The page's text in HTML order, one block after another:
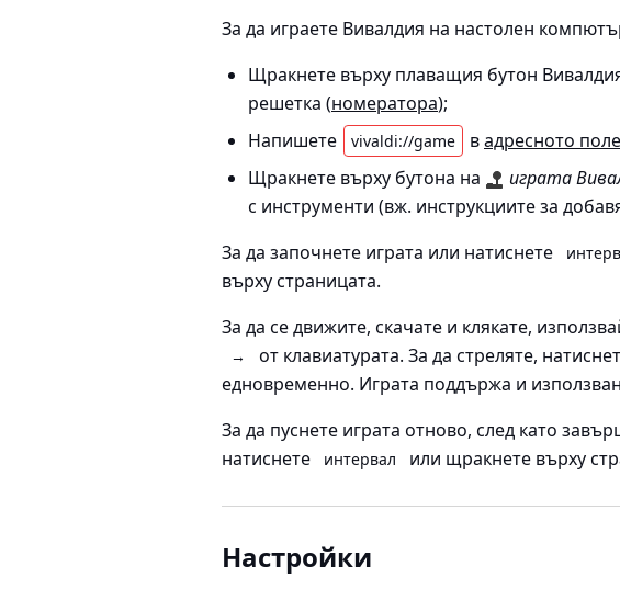
За да играете Вивалдия на настолен
Щракнете върху плаващия бутон
решетка (номератора);
Напишете
vivaldi://game вадресното поле
Щракнете върху бутона на
играта
с инструменти (вж. инструкциите за
За да започнете играта или натиснете
върху страницата.
За да се движите, скачате и клякате,
→
от клавиатурата. За да стреляте,
едновременно. Играта поддържа и
За да пуснете играта отново, след като
натиснете
интервал или щракнете върху
Настройки